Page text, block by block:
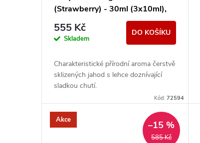
(Strawberry) - 30ml (3x10ml),
555 Kč
Skladem
DO KOŠÍKU
Charakteristické přírodní aroma čerstvě
sklizených jahod s lehce doznívající
sladkou chutí.
Kód:72594
Akce
585 Kč
–15 %